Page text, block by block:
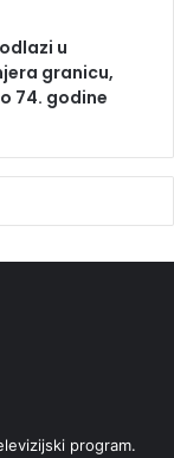
u
granicu,
74. godine
program.